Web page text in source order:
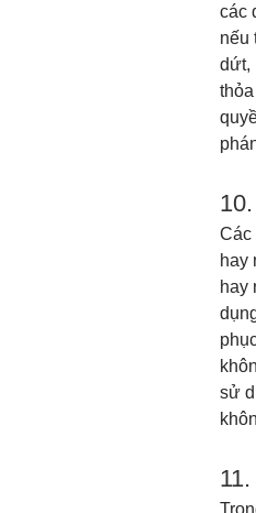
các
nếu
dứt,
Các
hay
hay
sử